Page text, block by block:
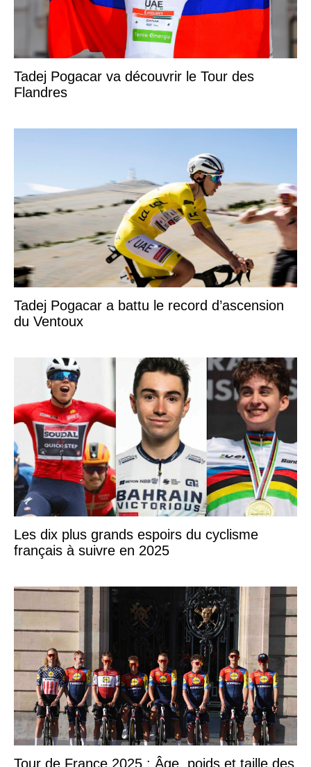
Tadej Pogacar va découvrir le Tour des
Flandres
Tadej Pogacar a battu le record d’ascension
du Ventoux
Les dix plus grands espoirs du cyclisme
français à suivre en 2025
Tour de France 2025 : Âge, poids et taille des